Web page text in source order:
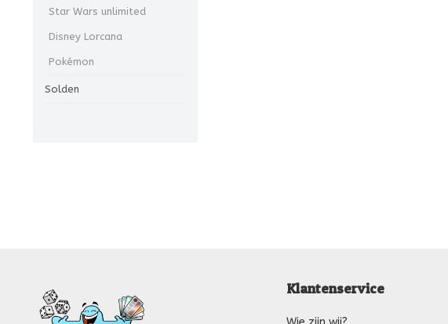
Star Wars unlimited
Disney Lorcana
Pokémon
Solden
Klantenservice